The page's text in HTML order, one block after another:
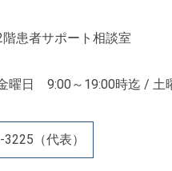
患者サポート相談室
曜日 9:00～19:00時迄 / 土
（代表）